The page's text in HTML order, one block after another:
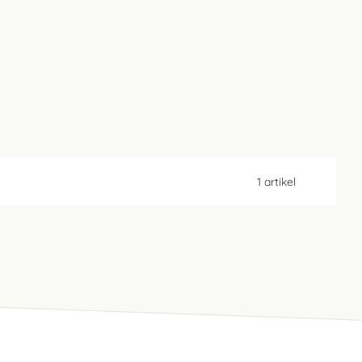
1 artikel